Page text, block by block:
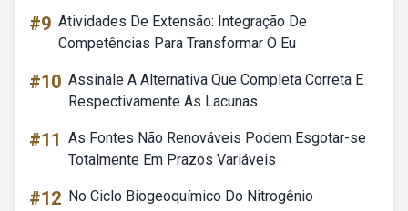
#9 Atividades De Extensão: Integração De
Competências Para Transformar O Eu
#10 Assinale A Alternativa Que Completa Correta E
Respectivamente As Lacunas
#11 As Fontes Não Renováveis Podem Esgotar-se
Totalmente Em Prazos Variáveis
#12 No Ciclo Biogeoquímico Do Nitrogênio